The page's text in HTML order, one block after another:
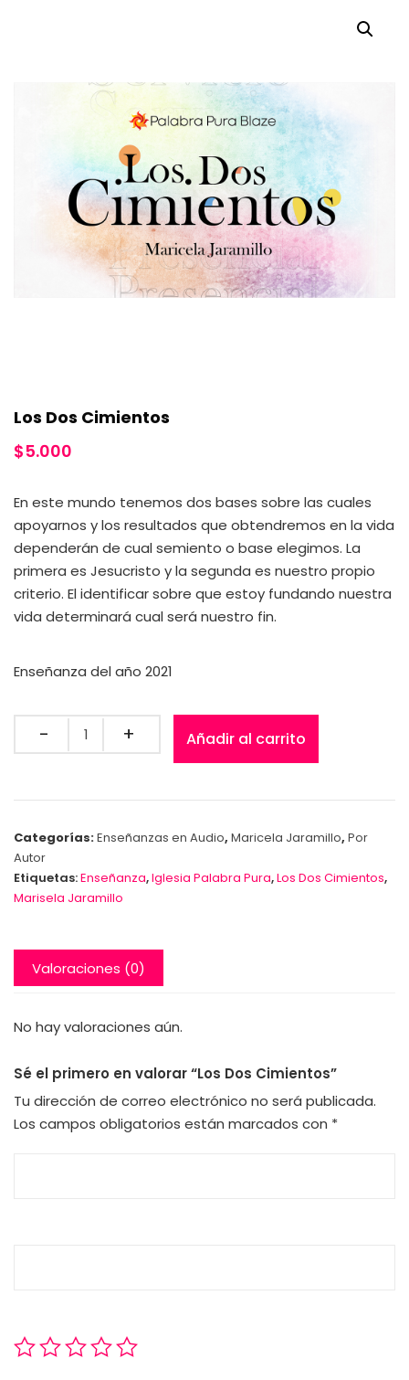
Los Dos Cimientos
$5.000
En este mundo tenemos dos bases sobre las cuales
apoyarnos y los resultados que obtendremos en la vida
dependerán de cual semiento o base elegimos. La
primera es Jesucristo y la segunda es nuestro propio
criterio. El identificar sobre que estoy fundando nuestra
vida determinará cual será nuestro fin.
Enseñanza del año 2021
Añadir al carrito
Categorías:Enseñanzas en Audio, Maricela Jaramillo, Por
Autor
Etiquetas:Enseñanza,Iglesia Palabra Pura,Los Dos Cimientos,
Marisela Jaramillo
Valoraciones (0)
No hay valoraciones aún.
Sé el primero en valorar “Los Dos Cimientos”
Tu dirección de correo electrónico no será publicada.
Los campos obligatorios están marcados con *